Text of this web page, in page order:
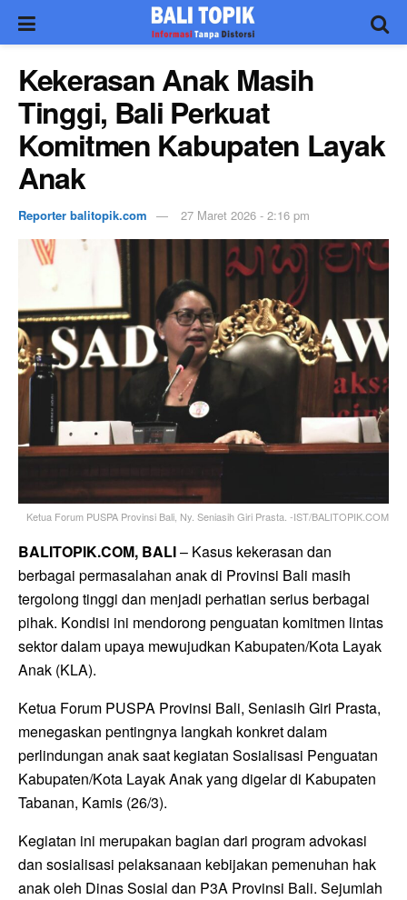
Kekerasan Anak Masih
Tinggi, Bali Perkuat
Komitmen Kabupaten Layak
Anak
Reporter balitopik.com 27 Maret 2026 - 2:16 pm
Ketua Forum PUSPA Provinsi Bali, Ny. Seniasih Giri Prasta. -IST/BALITOPIK.COM
BALITOPIK.COM, BALI– Kasus kekerasan dan
berbagai permasalahan anak di Provinsi Bali masih
tergolong tinggi dan menjadi perhatian serius berbagai
pihak. Kondisi ini mendorong penguatan komitmen lintas
sektor dalam upaya mewujudkan Kabupaten/Kota Layak
Anak (KLA).
Ketua Forum PUSPA Provinsi Bali, Seniasih Giri Prasta,
menegaskan pentingnya langkah konkret dalam
perlindungan anak saat kegiatan Sosialisasi Penguatan
Kabupaten/Kota Layak Anak yang digelar di Kabupaten
Tabanan, Kamis (26/3).
Kegiatan ini merupakan bagian dari program advokasi
dan sosialisasi pelaksanaan kebijakan pemenuhan hak
anak oleh Dinas Sosial dan P3A Provinsi Bali. Sejumlah